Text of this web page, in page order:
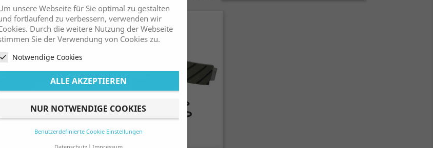
unsere Webseite für Sie optimal zu gestalten
fortlaufend zu verbessern, verwenden wir
Durch die weitere Nutzung der Webseite
Sie der Verwendung von Cookies zu.
Notwendige Cookies
ALLE AKZEPTIEREN
NUR NOTWENDIGE COOKIES
Benutzerdefinierte Cookie Einstellungen